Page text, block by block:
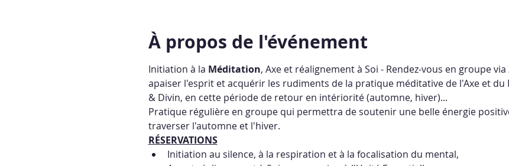
À propos de l'événement
Initiation à la Méditation, Axe et réalignement à Soi - Rendez-vous en groupe
apaiser l'esprit et acquérir les rudiments de la pratique méditative de l'Axe et du
& Divin, en cette période de retour en intériorité (automne, hiver)...
Pratique régulière en groupe qui permettra de soutenir une belle énergie
traverser l'automne et l'hiver.
RÉSERVATIONS
Initiation au silence, à la respiration et à la focalisation du mental,